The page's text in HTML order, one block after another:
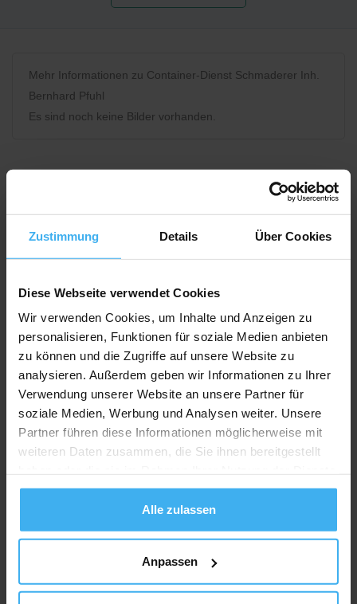
Zustimmung Details Über Cookies
Diese Webseite verwendet Cookies
Wir verwenden Cookies, um Inhalte und Anzeigen zu
personalisieren, Funktionen für soziale Medien anbieten
zu können und die Zugriffe auf unsere Website zu
analysieren. Außerdem geben wir Informationen zu Ihrer
Verwendung unserer Website an unsere Partner für
soziale Medien, Werbung und Analysen weiter. Unsere
Partner führen diese Informationen möglicherweise mit
weiteren Daten zusammen, die Sie ihnen bereitgestellt
gesammelt haben.
Alle zulassen
Anpassen
Mehr Informationen zu Container-Dienst Schmaderer Inh.
Bernhard Pfuhl
Es sind noch keine Bilder vorhanden.